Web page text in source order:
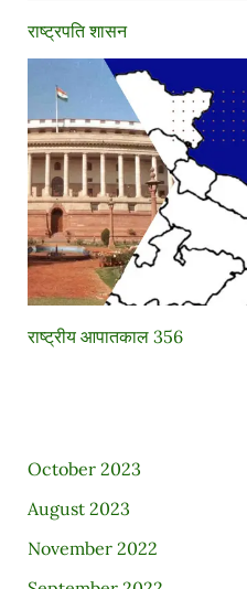
राष्ट्रपति शासन
राष्ट्रीय आपातकाल 356
October 2023
August 2023
November 2022